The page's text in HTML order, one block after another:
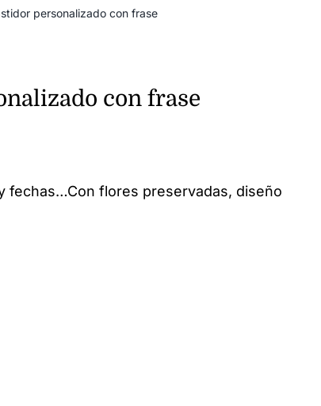
personalizado con frase
con frase
fechas…Con flores preservadas, diseño